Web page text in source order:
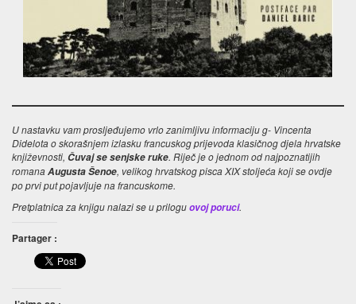
U nastavku vam prosljeđujemo vrlo zanimljivu informaciju g- Vincenta
Didelota o skorašnjem izlasku francuskog prijevoda klasičnog djela hrvatske
književnosti, Čuvaj se senjske ruke. Riječ je o jednom od najpoznatijih
romanaAugusta Šenoe, velikog hrvatskog pisca XIX stoljeća koji se ovdje
po prvi put pojavljuje na francuskome.
Pretplatnica za knjigu nalazi se u priloguovoj poruci.
Partager :